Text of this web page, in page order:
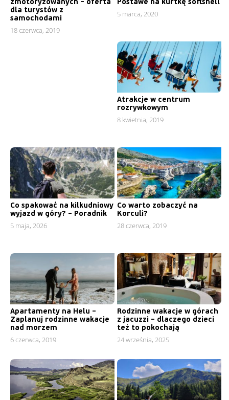
dla turystów z
samochodami
18 czerwca, 2019
5 marca, 2020
Atrakcje w centrum
rozrywkowym
8 kwietnia, 2019
Co spakować na kilkudniowy
wyjazd w góry? – Poradnik
5 maja, 2026
Co warto zobaczyć na
Korculi?
28 czerwca, 2019
Apartamenty na Helu –
Zaplanuj rodzinne wakacje
nad morzem
6 czerwca, 2019
Rodzinne wakacje w górach
z jacuzzi – dlaczego dzieci
też to pokochają
24 września, 2025